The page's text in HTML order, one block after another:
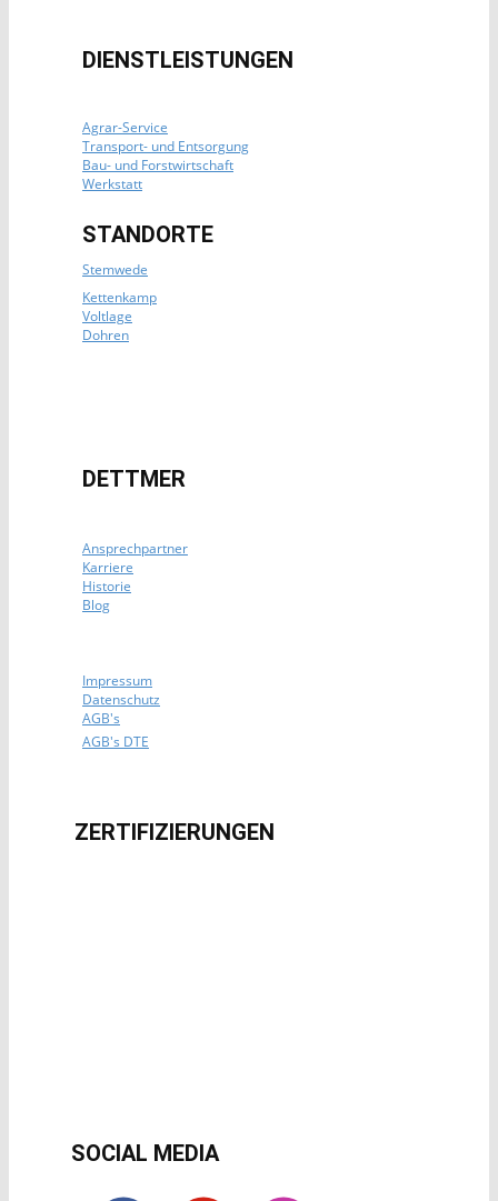
DIENSTLEISTUNGEN
Agrar-Service
Transport- und Entsorgung
Bau- und Forstwirtschaft
Werkstatt
Kettenkamp
Voltlage
Dohren
STANDORTE
Stemwede
DETTMER
Ansprechpartner
Karriere
Historie
Blog
Impressum
Datenschutz
AGB's
AGB's DTE
ZERTIFIZIERUNG​EN
SOCIAL MEDIA